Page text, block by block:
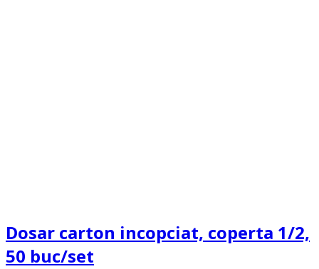
Dosar carton incopciat, coperta 1/2,
50 buc/set